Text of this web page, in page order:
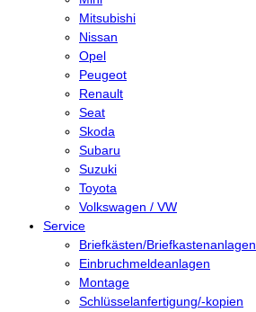
Mitsubishi
Nissan
Opel
Peugeot
Renault
Seat
Skoda
Subaru
Suzuki
Toyota
Volkswagen / VW
Service
Briefkästen/Briefkastenanlagen
Einbruchmeldeanlagen
Montage
Schlüsselanfertigung/-kopien